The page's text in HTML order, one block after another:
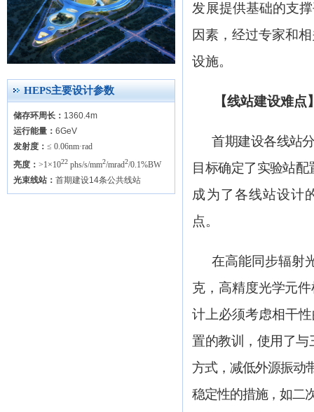
HEPS主要设计参数
储存环周长： 1360.4m
运行能量： 6GeV
发射度： ≤ 0.06nm·rad
亮度： >1×1022 phs/s/mm2/mrad2/0.1%BW
光束线站： 首期建设14条公共线站
发展提供基础的支
因素，经过专家和
设施。
【线站建设难点
首期建设各线站
目标确定了实验站
成为了各线站设计
点。
在高能同步辐射
克，高精度光学元
计上必须考虑相干
置的教训，使用了与
方式，减低外源振动
稳定性的措施，如二